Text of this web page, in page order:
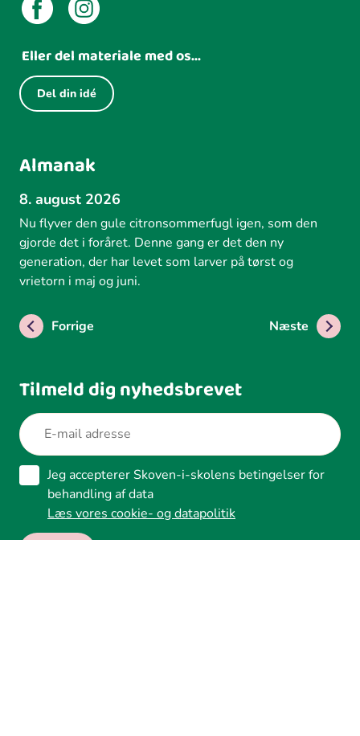
Eller del materiale med os...
Del din idé
Almanak
8. august 2026
Nu flyver den gule citronsommerfugl igen, som den
gjorde det i foråret. Denne gang er det den ny
generation, der har levet som larver på tørst og
vrietorn i maj og juni.
Forrige Næste
Tilmeld dig nyhedsbrevet
Jeg accepterer Skoven-i-skolens betingelser for
behandling af data
Læs vores cookie- og datapolitik